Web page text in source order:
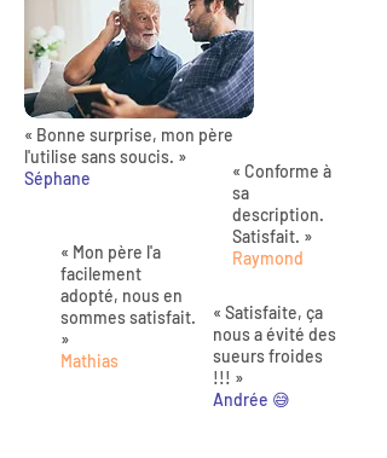
« Bonne surprise, mon père
l'utilise sans soucis. »
Séphane
« Mon père l'a
facilement
adopté, nous en
sommes satisfait.
»
Mathias
« Conforme à
sa
description.
Satisfait. »
Raymond
« Satisfaite, ça
nous a évité des
sueurs froides
!!! »
Andrée 😅